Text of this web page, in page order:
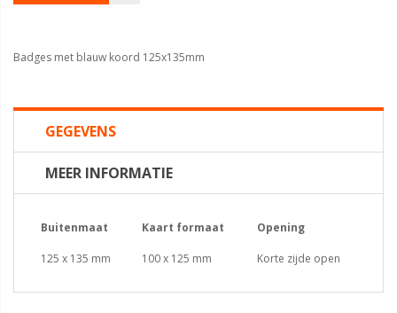
Badges met blauw koord 125x135mm
GEGEVENS
MEER INFORMATIE
Buitenmaat Kaart formaat Opening
125 x 135 mm 100 x 125 mm Korte zijde open